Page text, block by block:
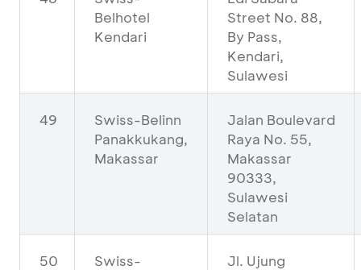
Belhotel
Kendari
Street No. 88,
By Pass,
Kendari,
Sulawesi
49
Swiss-Belinn
Panakkukang,
Makassar
Jalan Boulevard
Raya No. 55,
Makassar
90333,
Sulawesi
Selatan
50
Swiss-
Jl. Ujung